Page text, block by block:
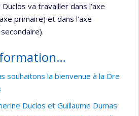
va travailler dans l’axe
primaire) et dans l’axe
souhaitons la bienvenue à la Dre
Duclos et Guillaume Dumas